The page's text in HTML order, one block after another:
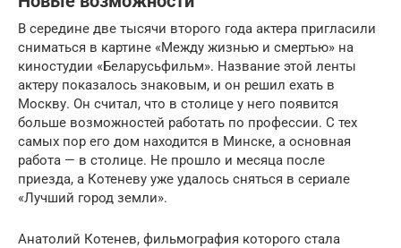
В середине две тысячи второго года актера пригласили
сниматься в картине «Между жизнью и смертью» на
киностудии «Беларусьфильм». Название этой ленты
актеру показалось знаковым, и он решил ехать в
Москву. Он считал, что в столице у него появится
больше возможностей работать по профессии. С тех
самых пор его дом находится в Минске, а основная
работа — в столице. Не прошло и месяца после
приезда, а Котеневу уже удалось сняться в сериале
«Лучший город земли».
Анатолий Котенев, фильмография которого стала